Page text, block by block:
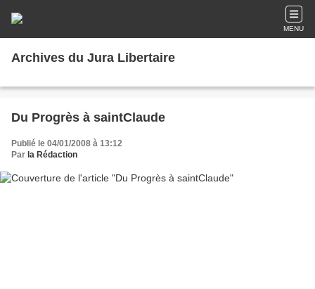
MENU
Archives du Jura Libertaire
Du Progrès à saintClaude
Publié le 04/01/2008 à 13:12
Par la Rédaction